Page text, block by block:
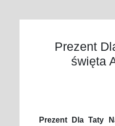
Prezent
święta
Prezent Dla Taty